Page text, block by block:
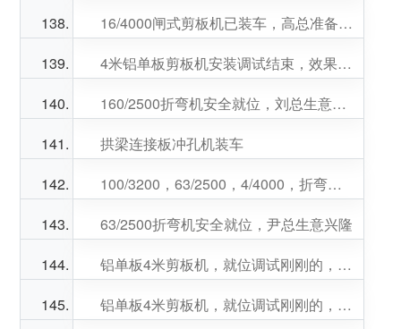
16/4000闸式剪板机已装车，高总准备接货
4米铝单板剪板机安装调试结束，效果杠杠滴
160/2500折弯机安全就位，刘总生意兴隆
拱梁连接板冲孔机装车
100/3200，63/2500，4/4000，折弯机剪板机已就位，谢谢郝总对我公司的支持
63/2500折弯机安全就位，尹总生意兴隆
铝单板4米剪板机，就位调试刚刚的，感谢周总，邢总信任
铝单板4米剪板机，就位调试刚刚的，感谢周总，邢总信任